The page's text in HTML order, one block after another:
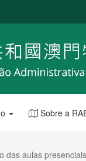
Sobre a
aulas